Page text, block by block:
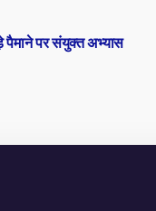
पैमाने पर संयुक्त अभ्यास